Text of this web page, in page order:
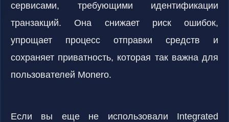
сервисами, требующими идентификации
транзакций. Она снижает риск ошибок,
упрощает процесс отправки средств и
сохраняет приватность, которая так важна для
пользователей Monero.
Если вы еще не использовали Integrated